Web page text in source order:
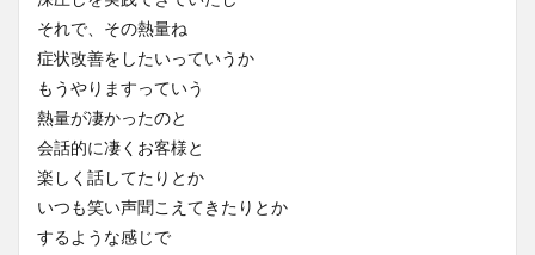
それで、その熱量ね
症状改善をしたいっていうか
もうやりますっていう
熱量が凄かったのと
会話的に凄くお客様と
楽しく話してたりとか
いつも笑い声聞こえてきたりとか
するような感じで